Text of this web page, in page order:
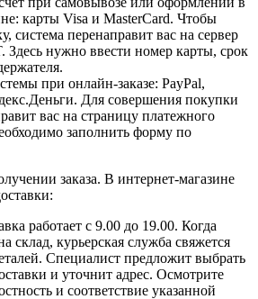
карты Visa и MasterCard. Чтобы
система перенаправит вас на сервер
Здесь нужно ввести номер карты, срок
при онлайн-заказе: PayPal,
Для совершения покупки
вас на страницу платежного
заполнить форму по
заказа. В интернет-магазине
работает с 9.00 до 19.00. Когда
склад, курьерская служба свяжется
Специалист предложит выбрать
и уточнит адрес. Осмотрите
и соответствие указанной